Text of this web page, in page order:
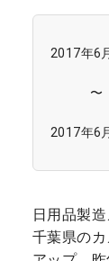
2017年6
〜
2017年6
日用品製
千葉県の